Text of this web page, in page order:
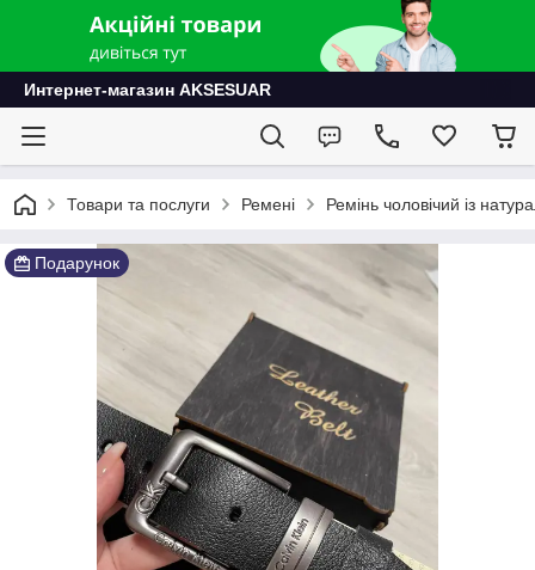
Интернет-магазин AKSESUAR
Товари та послуги Ремені Ремінь чоловічий із
Подарунок